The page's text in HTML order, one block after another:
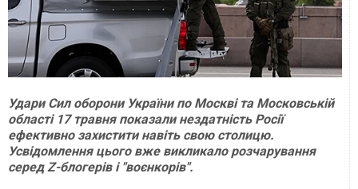
Удари Сил оборони України по Москві та Московській
області 17 травня показали нездатність Росії
ефективно захистити навіть свою столицю.
Усвідомлення цього вже викликало розчарування
серед Z-блогерів і "воєнкорів".